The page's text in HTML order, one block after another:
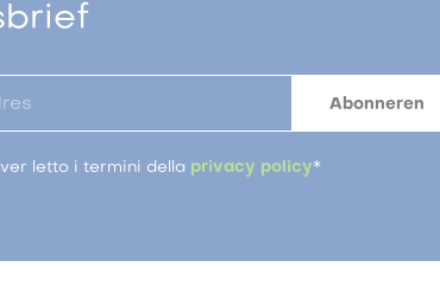
letto i termini della privacy policy*